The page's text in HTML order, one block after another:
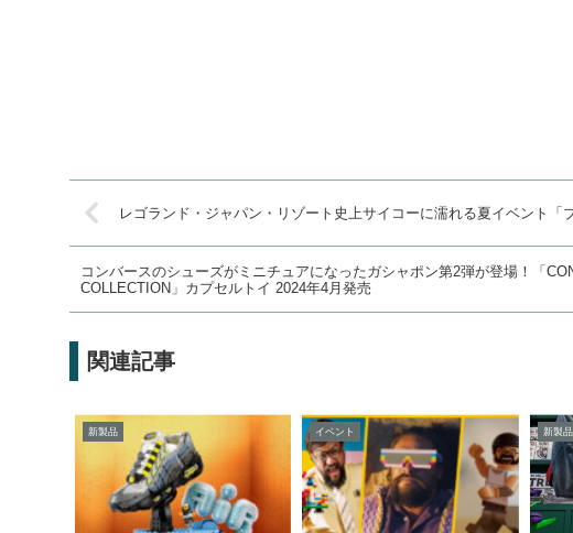
レゴランド・ジャパン・リゾート史上サイコーに濡れる夏イベント「
コンバースのシューズがミニチュアになったガシャポン第2弾が登場！「
COLLECTION」カプセルトイ 2024年4月発売
関連記事
新製品 イベント 新製品